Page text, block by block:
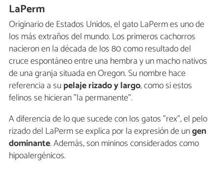
LaPerm
Originario de Estados Unidos, el gato LaPerm es uno de
los más extraños del mundo. Los primeros cachorros
nacieron en la década de los 80 como resultado del
cruce espontáneo entre una hembra y un macho nativos
de una granja situada en Oregon. Su nombre hace
referencia a supelaje rizado y largo, como si estos
felinos se hicieran "la permanente".
A diferencia de lo que sucede con los gatos "rex", el pelo
rizado del LaPerm se explica por la expresión de ungen
dominante. Además, son mininos considerados como
hipoalergénicos.